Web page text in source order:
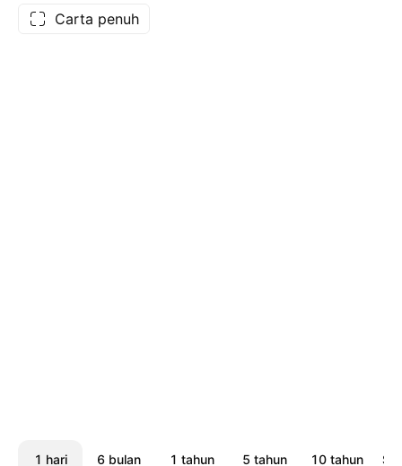
Carta penuh
1 hari
6 bulan
1 tahun
5 tahun
10 tahun